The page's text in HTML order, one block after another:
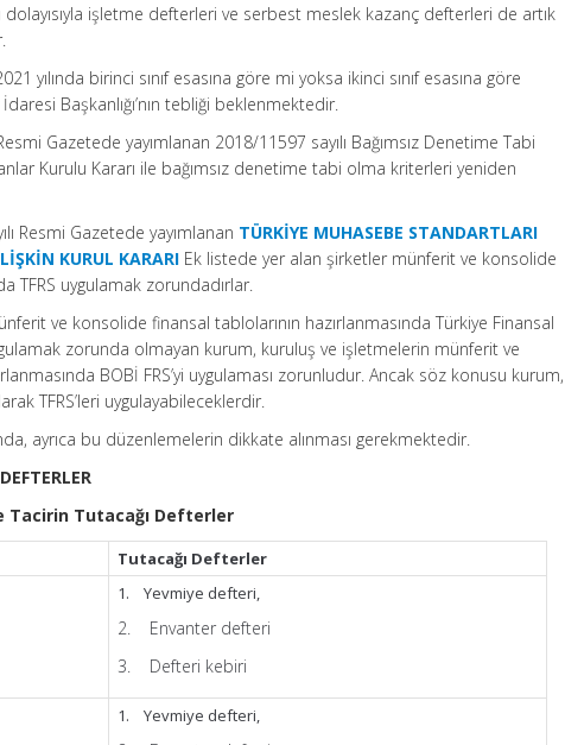
işletme defterleri ve serbest meslek kazanç defterleri de artık
yılında birinci sınıf esasına göre mi yoksa ikinci sınıf esasına göre
Başkanlığı’nın tebliği beklenmektedir.
Gazetede yayımlanan 2018/11597 sayılı Bağımsız Denetime Tabi
Kurulu Kararı ile bağımsız denetime tabi olma kriterleri yeniden
Resmi Gazetede yayımlanan TÜRKİYE MUHASEBE STANDARTLARI
KURUL KARARI Ek listede yer alan şirketler münferit ve konsolide
TFRS uygulamak zorundadırlar.
ve konsolide finansal tablolarının hazırlanmasında Türkiye Finansal
zorunda olmayan kurum, kuruluş ve işletmelerin münferit ve
BOBİ FRS’yi uygulaması zorunludur. Ancak söz konusu kurum,
TFRS’leri uygulayabileceklerdir.
ayrıca bu düzenlemelerin dikkate alınması gerekmektedir.
Tacirin Tutacağı Defterler
Tutacağı Defterler
1. Yevmiye defteri,
2. Envanter defteri
3. Defteri kebiri
1. Yevmiye defteri,